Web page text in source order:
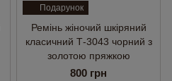
Подарунок
Ремінь жіночий шкіряний
класичний Т-3043 чорний з
золотою пряжкою
800 грн